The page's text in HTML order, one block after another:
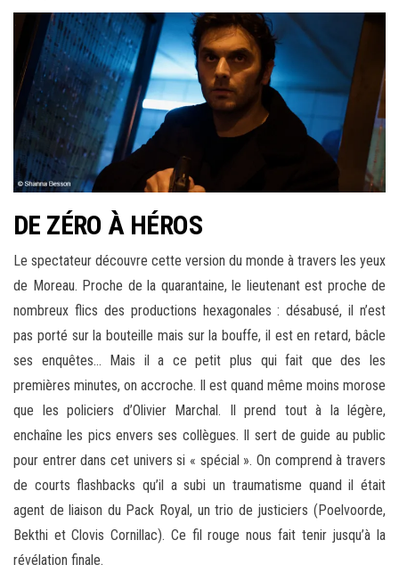
DE ZÉRO À HÉROS
Le spectateur découvre cette version du monde à travers les yeux
de Moreau. Proche de la quarantaine, le lieutenant est proche de
nombreux flics des productions hexagonales : désabusé, il n’est
pas porté sur la bouteille mais sur la bouffe, il est en retard, bâcle
ses enquêtes… Mais il a ce petit plus qui fait que des les
premières minutes, on accroche. Il est quand même moins morose
que les policiers d’Olivier Marchal. Il prend tout à la légère,
enchaîne les pics envers ses collègues. Il sert de guide au public
pour entrer dans cet univers si « spécial ». On comprend à travers
de courts flashbacks qu’il a subi un traumatisme quand il était
agent de liaison du Pack Royal, un trio de justiciers (Poelvoorde,
Bekthi et Clovis Cornillac). Ce fil rouge nous fait tenir jusqu’à la
révélation finale.